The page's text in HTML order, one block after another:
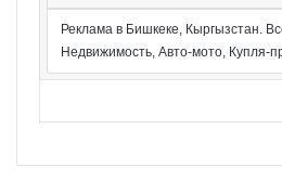
Реклама в Бишкеке, Кыргызстан.
Недвижимость, Авто-мото, Купля-